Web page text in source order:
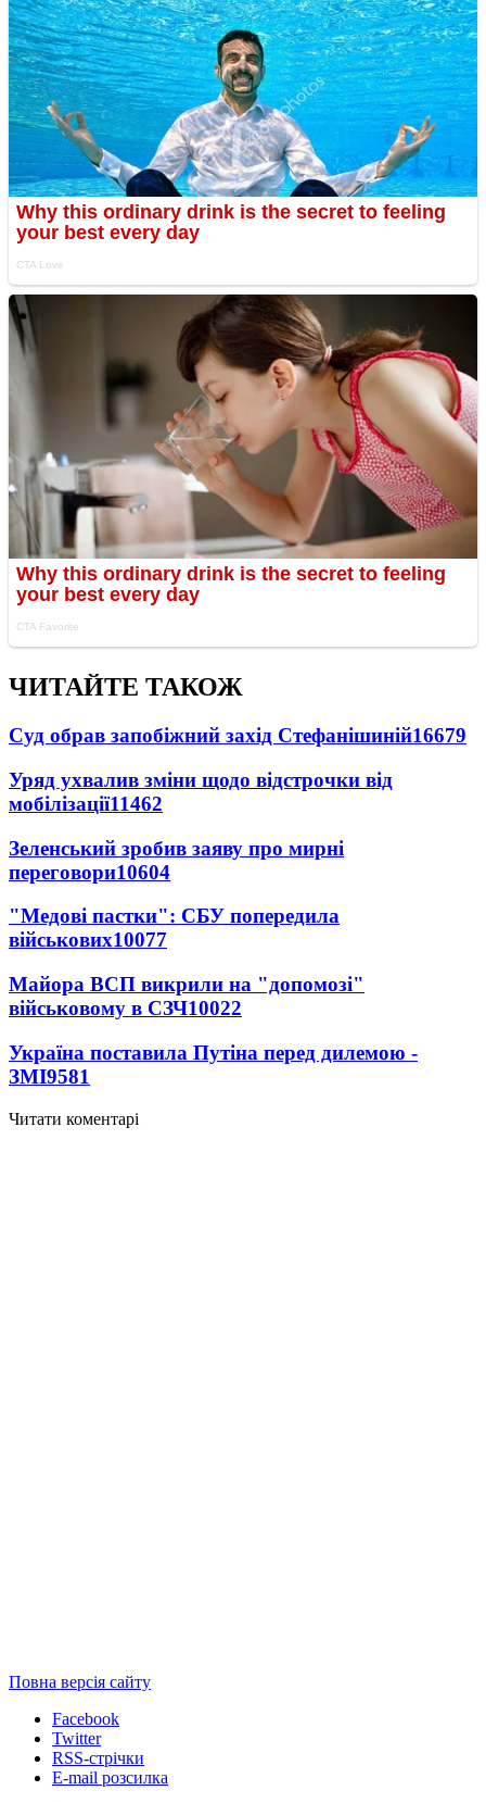
ЧИТАЙТЕ ТАКОЖ
Суд обрав запобіжний захід Стефанішиній16679
Уряд ухвалив зміни щодо відстрочки від
мобілізації11462
Зеленський зробив заяву про мирні
переговори10604
"Медові пастки": СБУ попередила
військових10077
Майора ВСП викрили на "допомозі"
військовому в СЗЧ10022
Україна поставила Путіна перед дилемою -
ЗМІ9581
Читати коментарі
Повна версія сайту
Facebook
Twitter
RSS-стрічки
E-mail розсилка